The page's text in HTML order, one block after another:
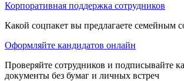
Корпоративная поддержка сотрудников
Какой соцпакет вы предлагаете семейным
Оформляйте кандидатов онлайн
Проверяйте сотрудников и подписывайте
документы без бумаг и личных встреч